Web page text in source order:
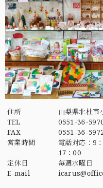
住所
山梨県北杜市
TEL
0551-36-
FAX
0551-36-
営業時間
電話対応：9
17：00
定休日
毎週水曜日
E-mail